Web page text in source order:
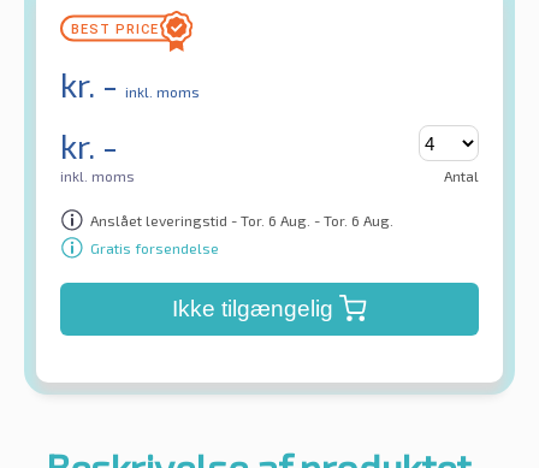
kr. - inkl. moms
kr. -
inkl. moms Antal
Anslået leveringstid - Tor. 6 Aug. - Tor. 6 Aug.
Gratis forsendelse
Ikke tilgængelig